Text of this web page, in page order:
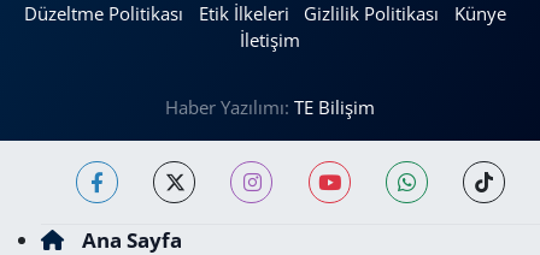
Düzeltme Politikası
Etik İlkeleri Gizlilik Politikası
Künye
İletişim
Haber Yazılımı: TE Bilişim
Ana Sayfa